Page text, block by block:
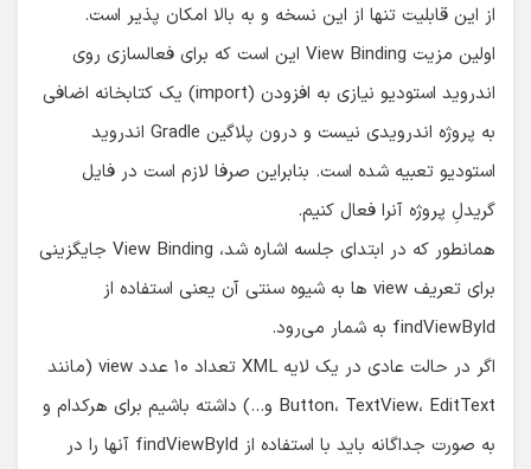
از این قابلیت تنها از این نسخه و به بالا امکان پذیر است.
اولین مزیت View Binding این است که برای فعالسازی روی
اندروید استودیو نیازی به افزودن (import) یک کتابخانه اضافی
به پروژه اندرویدی نیست و درون پلاگین Gradle اندروید
استودیو تعبیه شده است. بنابراین صرفا لازم است در فایل
گریدلِ پروژه آنرا فعال کنیم.
همانطور که در ابتدای جلسه اشاره شد، View Binding جایگزینی
برای تعریف view ها به شیوه سنتی آن یعنی استفاده از
findViewById به شمار می‌رود.
اگر در حالت عادی در یک لایه XML تعداد ۱۰ عدد view (مانند
Button، TextView، EditText و…) داشته باشیم برای هرکدام و
به صورت جداگانه باید با استفاده از findViewById آنها را در